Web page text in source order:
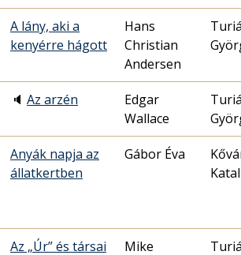
A lány, aki a
kenyérre hágott
Hans
Christian
Andersen
🔈 Az arzén
Edgar
Wallace
Anyák napja az
állatkertben
Gábor Éva
Az „Úr” és társai
Mike